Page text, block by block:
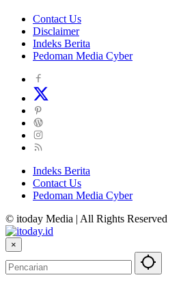
Contact Us
Disclaimer
Indeks Berita
Pedoman Media Cyber
Indeks Berita
Contact Us
Pedoman Media Cyber
© itoday Media | All Rights Reserved
×